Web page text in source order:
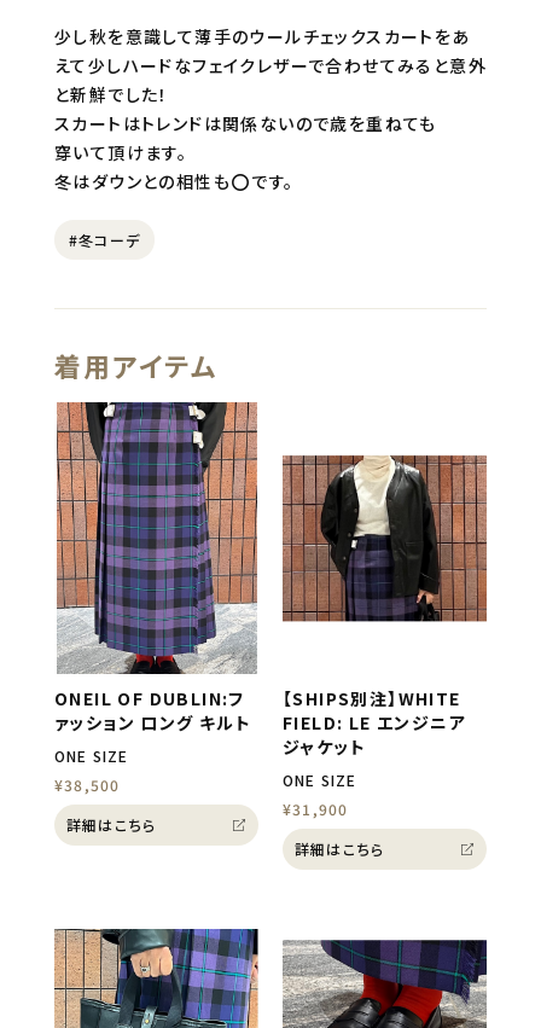
少し秋を意識して薄手のウールチェックスカートをあ
えて少しハードなフェイクレザーで合わせてみると意外
と新鮮でした！
スカートはトレンドは関係ないので歳を重ねても
穿いて頂けます。
冬はダウンとの相性も⭕️です。
#冬コーデ
着用アイテム
ONEIL OF DUBLIN:フ
ァッション ロング キルト
ONE SIZE
¥38,500
詳細はこちら
【SHIPS別注】WHITE
FIELD: LE エンジニア
ジャケット
ONE SIZE
¥31,900
詳細はこちら